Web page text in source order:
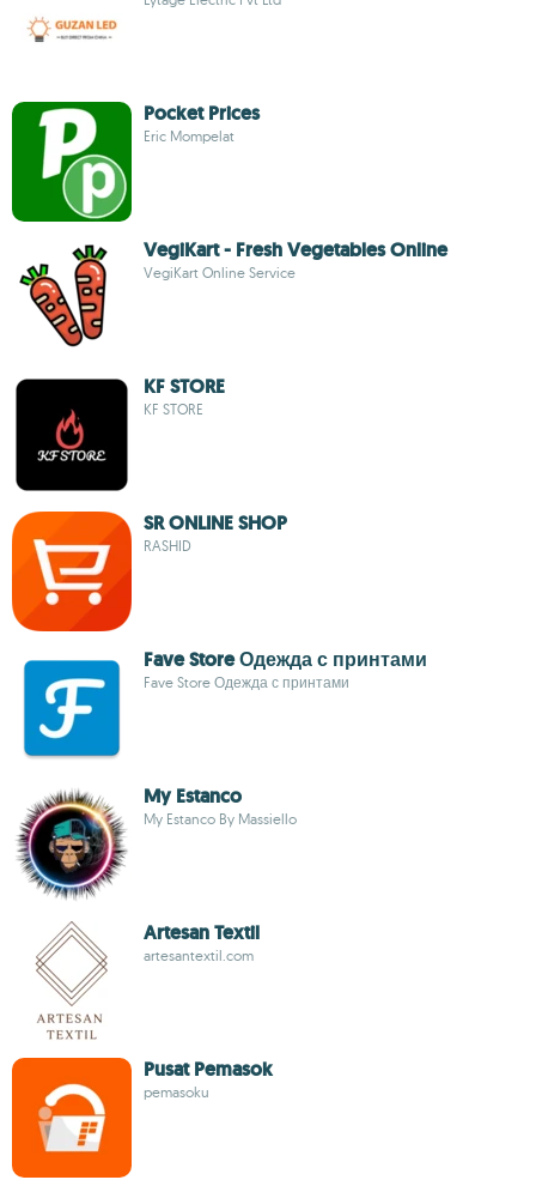
Pocket Prices
Eric Mompelat
VegiKart - Fresh Vegetables Online
VegiKart Online Service
KF STORE
KF STORE
SR ONLINE SHOP
RASHID
Fave Store Одежда с принтами
Fave Store Одежда с принтами
My Estanco
My Estanco By Massiello
Artesan Textil
artesantextil.com
Pusat Pemasok
pemasoku